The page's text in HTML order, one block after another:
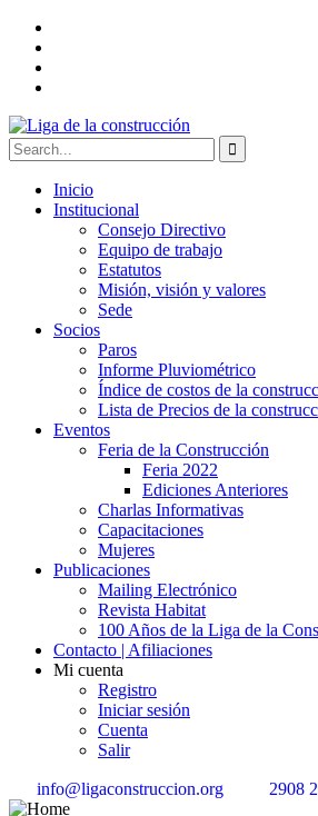
Inicio
Institucional
Consejo Directivo
Equipo de trabajo
Estatutos
Misión, visión y valores
Sede
Socios
Paros
Informe Pluviométrico
Índice de costos de la
Lista de Precios de la
Eventos
Feria de la Construcción
Feria 2022
Ediciones Anteriores
Charlas Informativas
Capacitaciones
Mujeres
Publicaciones
Mailing Electrónico
Revista Habitat
100 Años de la Liga de la
Contacto | Afiliaciones
Mi cuenta
Registro
Iniciar sesión
Cuenta
Salir
info@ligaconstruccion.org 2908